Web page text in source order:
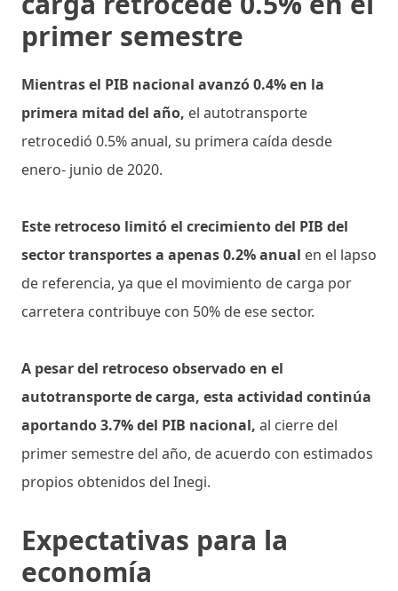
primer semestre
Mientras el PIB nacional avanzó 0.4% en la
primera mitad del año, el autotransporte
retrocedió 0.5% anual, su primera caída desde
enero- junio de 2020.
Este retroceso limitó el crecimiento del PIB del
sector transportes a apenas 0.2% anual en el lapso
de referencia, ya que el movimiento de carga por
carretera contribuye con 50% de ese sector.
A pesar del retroceso observado en el
autotransporte de carga, esta actividad continúa
aportando 3.7% del PIB nacional, al cierre del
primer semestre del año, de acuerdo con estimados
propios obtenidos del Inegi.
Expectativas para la
economía